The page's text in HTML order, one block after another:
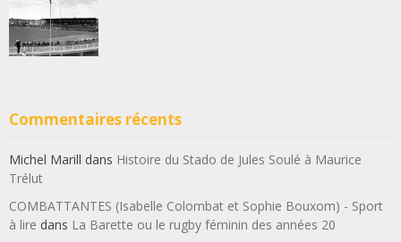
Commentaires récents
Michel Marill dans Histoire du Stado de Jules Soulé à Maurice
Trélut
COMBATTANTES (Isabelle Colombat et Sophie Bouxom) - Sport
à lire dans La Barette ou le rugby féminin des années 20